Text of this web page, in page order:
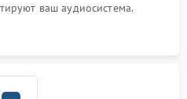
ваш аудиосистема.